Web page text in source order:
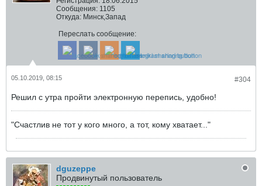
Сообщения: 1105
Откуда: Минск,Запад
Переслать сообщение:
#304
05.10.2019, 08:15
Решил с утра пройти электронную перепись, удобно!
"Счастлив не тот у кого много, а тот, кому хватает..."
dguzeppe
Продвинутый пользователь